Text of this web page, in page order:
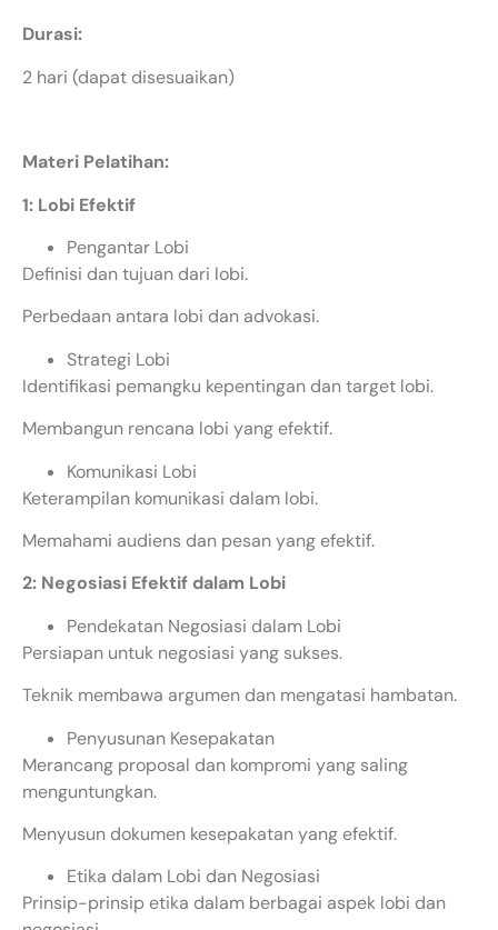
Durasi:
2 hari (dapat disesuaikan)
Materi Pelatihan:
1: Lobi Efektif
Pengantar Lobi
Definisi dan tujuan dari lobi.
Perbedaan antara lobi dan advokasi.
Strategi Lobi
Identifikasi pemangku kepentingan dan target lobi.
Membangun rencana lobi yang efektif.
Komunikasi Lobi
Keterampilan komunikasi dalam lobi.
Memahami audiens dan pesan yang efektif.
2: Negosiasi Efektif dalam Lobi
Pendekatan Negosiasi dalam Lobi
Persiapan untuk negosiasi yang sukses.
Teknik membawa argumen dan mengatasi hambatan.
Penyusunan Kesepakatan
Merancang proposal dan kompromi yang saling
menguntungkan.
Menyusun dokumen kesepakatan yang efektif.
Etika dalam Lobi dan Negosiasi
Prinsip-prinsip etika dalam berbagai aspek lobi dan